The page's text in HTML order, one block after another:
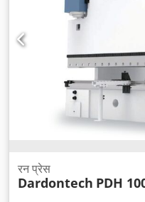
रन प्रेस
Dardontech PDH